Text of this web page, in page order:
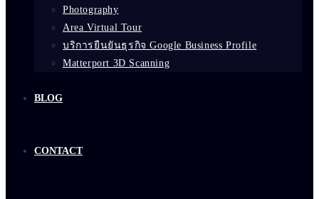
Photography
Area Virtual Tour
บริการยืนยันธุรกิจ Google Business Profile
Matterport 3D Scanning
BLOG
CONTACT